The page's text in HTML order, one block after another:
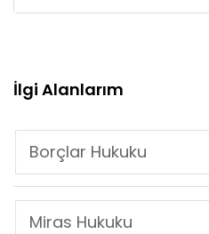
İlgi Alanlarım
Borçlar Hukuku
Miras Hukuku